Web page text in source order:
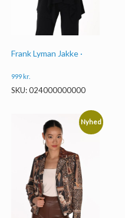
Frank Lyman Jakke ·
999 kr.
SKU: 024000000000
Nyhed